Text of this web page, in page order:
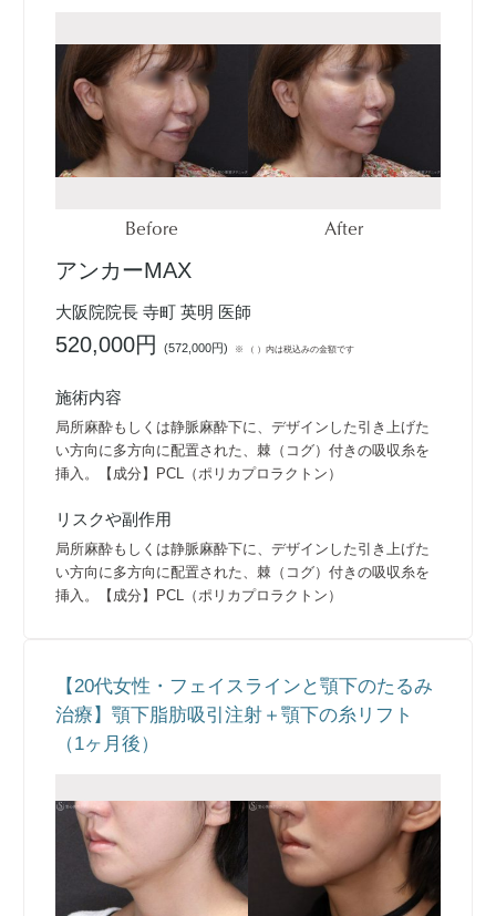
Before After
アンカーMAX
大阪院院長 寺町 英明 医師
520,000円(572,000円) ※ （ ）内は税込みの金額です
施術内容
局所麻酔もしくは静脈麻酔下に、デザインした引き上げた
い方向に多方向に配置された、棘（コグ）付きの吸収糸を
挿入。【成分】PCL（ポリカプロラクトン）
リスクや副作用
局所麻酔もしくは静脈麻酔下に、デザインした引き上げた
い方向に多方向に配置された、棘（コグ）付きの吸収糸を
挿入。【成分】PCL（ポリカプロラクトン）
【20代女性・フェイスラインと顎下のたるみ
治療】顎下脂肪吸引注射＋顎下の糸リフト
（1ヶ月後）